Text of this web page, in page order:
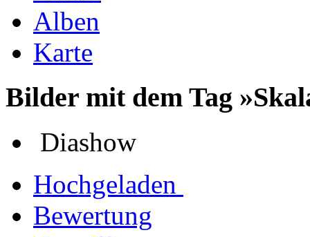
Alben
Karte
Bilder mit dem Tag
Diashow
Hochgeladen
Bewertung